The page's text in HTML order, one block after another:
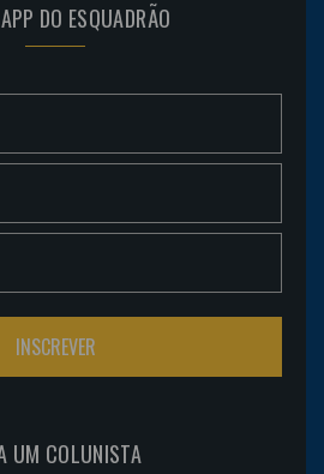
DO ESQUADRÃO
UM COLUNISTA